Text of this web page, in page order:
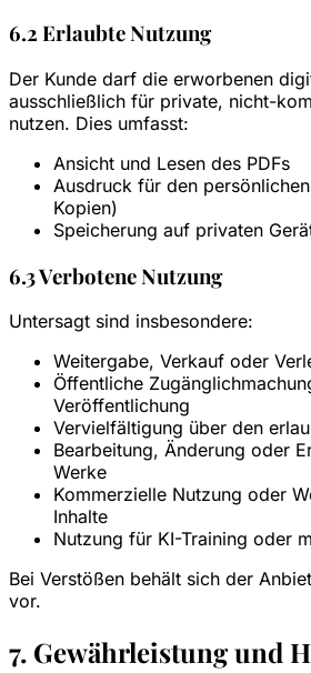
6.2 Erlaubte Nutzung
Der Kunde darf die erworbenen
ausschließlich für private, nicht-
nutzen. Dies umfasst:
Ansicht und Lesen des PDFs
Ausdruck für den
Kopien)
Speicherung auf privaten
6.3 Verbotene Nutzung
Untersagt sind insbesondere:
Weitergabe, Verkauf oder
Öffentliche
Veröffentlichung
Vervielfältigung über den
Bearbeitung, Änderung oder
Werke
Kommerzielle Nutzung oder
Inhalte
Nutzung für KI-Training oder
Bei Verstößen behält sich der
vor.
7. Gewährleistung und